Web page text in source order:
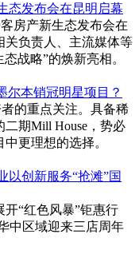
态发布会在昆明启幕
房产新生态发布会在
关负责人、主流媒体等
战略”的焕新亮相。
尔本销冠明星项目？
的重点关注。具备稀
期Mill House，势必
更理想的选择。
以创新服务“抢滩”国
“红色风暴”钜惠行
中区域迎来三店周年